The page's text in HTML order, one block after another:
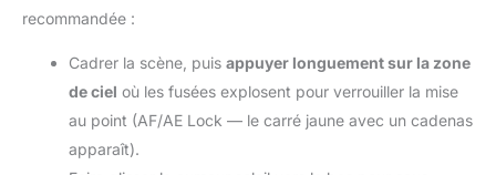
recommandée :
Cadrer la scène, puis appuyer longuement sur la zone
de ciel où les fusées explosent pour verrouiller la mise
au point (AF/AE Lock — le carré jaune avec un cadenas
apparaît).